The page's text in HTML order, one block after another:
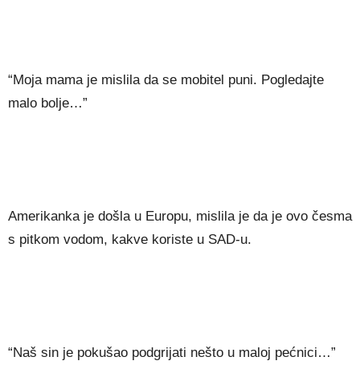
“Moja mama je mislila da se mobitel puni. Pogledajte
malo bolje…”
Amerikanka je došla u Europu, mislila je da je ovo česma
s pitkom vodom, kakve koriste u SAD-u.
“Naš sin je pokušao podgrijati nešto u maloj pećnici…”